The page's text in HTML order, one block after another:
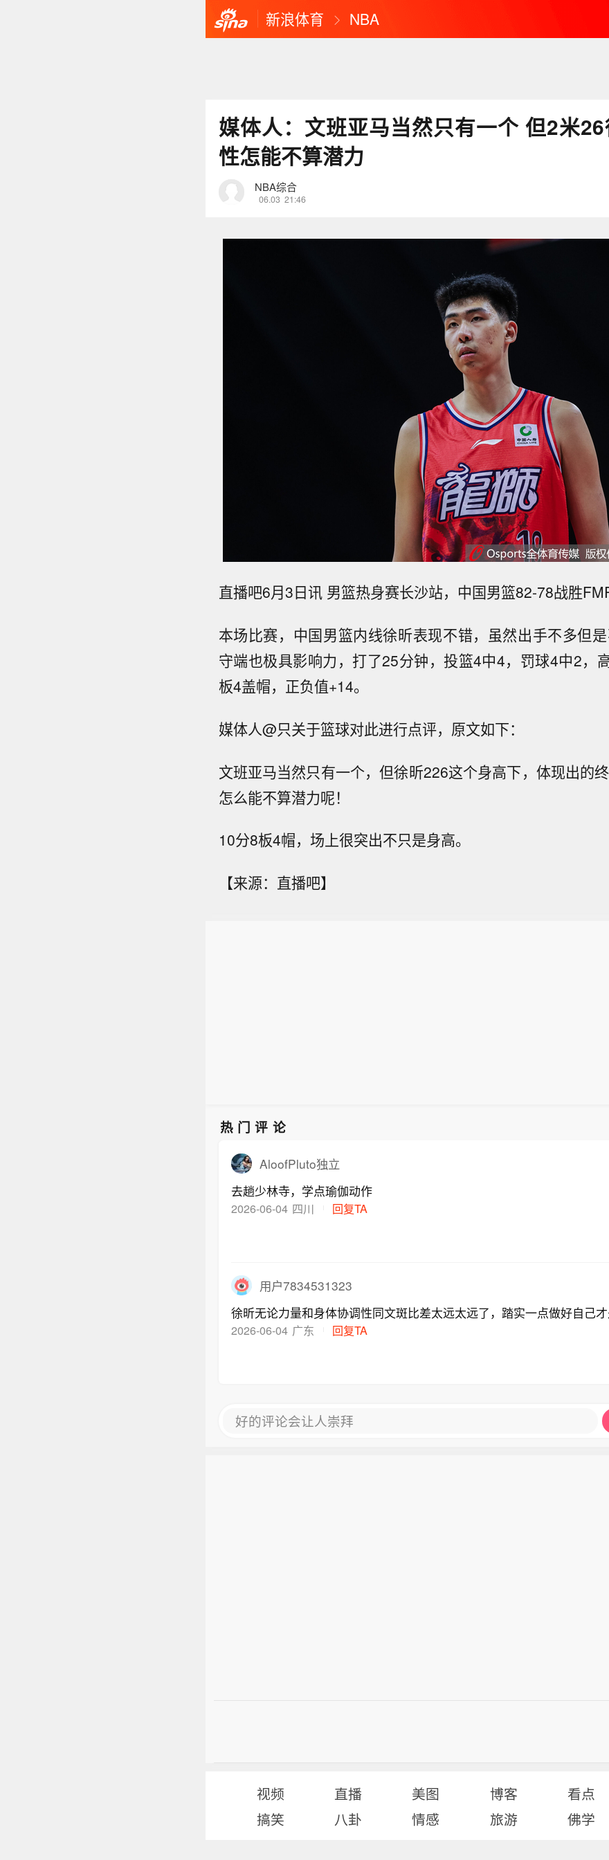
新浪体育 NBA
媒体人：文班亚马当然只有一个 但2米
性怎能不算潜力
NBA综合
06.03 21:46
直播吧6月3日讯 男篮热身赛长沙站，中国男篮82-78战胜
本场比赛，中国男篮内线徐昕表现不错，虽然出手不多但
守端也极具影响力，打了25分钟，投篮4中4，罚球4中2，
板4盖帽，正负值+14。
媒体人@只关于篮球对此进行点评，原文如下：
文班亚马当然只有一个，但徐昕226这个身高下，体现出的终
怎么能不算潜力呢！
10分8板4帽，场上很突出不只是身高。
【来源：直播吧】
热门评论
AloofPluto独立
去趟少林寺，学点瑜伽动作
2026-06-04 四川 回复TA
用户7834531323
徐昕无论力量和身体协调性同文斑比差太远太远了，踏实一点做好自己才
2026-06-04 广东 回复TA
好的评论会让人崇拜
视频 直播 美图 博客 看点
搞笑
八卦 情感 旅游 佛学